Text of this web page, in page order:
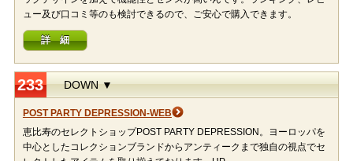
ュー及び口コミ等のも検討できるので、ご安心で購入できます。
詳 細
233 DOWN ▼
POST PARTY DEPRESSION-WEB
恵比寿のセレクトショップPOST PARTY DEPRESSION。ヨーロッパを
中心としたコレクションブランドからアンティークまで独自の視点でセ